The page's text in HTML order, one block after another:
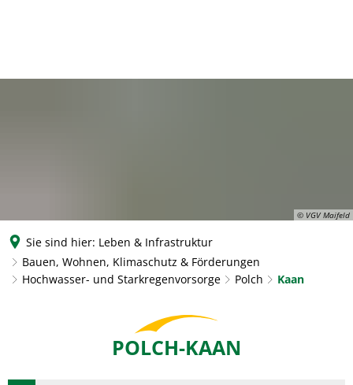
© VGV Maifeld
Sie sind hier: Leben & Infrastruktur
Bauen, Wohnen, Klimaschutz & Förderungen
Hochwasser- und Starkregenvorsorge
Polch Kaan
POLCH-KAAN